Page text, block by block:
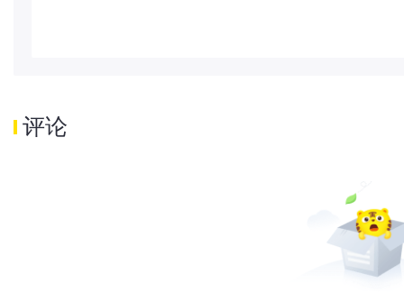
评论